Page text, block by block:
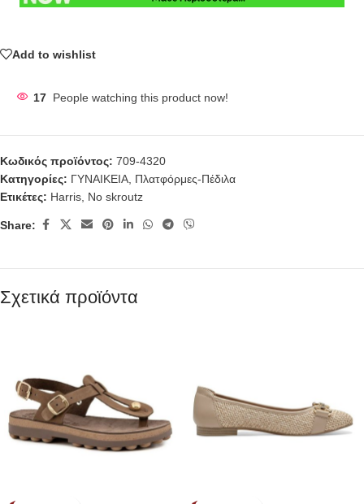
Add to wishlist
17 People watching this product now!
Κωδικός προϊόντος: 709-4320
Κατηγορίες: ΓΥΝΑΙΚΕΙΑ Πλατφόρμες-Πέδιλα
Ετικέτες: Harris No skroutz
Share:
Σχετικά προϊόντα